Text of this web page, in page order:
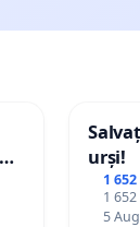
urși!
1
1
5